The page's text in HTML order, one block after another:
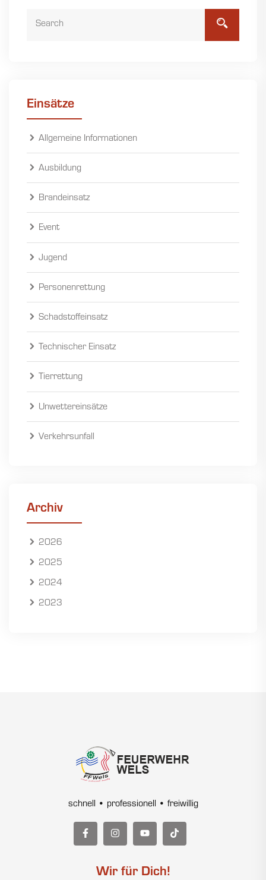
Einsätze
Allgemeine Informationen
Ausbildung
Brandeinsatz
Event
Jugend
Personenrettung
Schadstoffeinsatz
Technischer Einsatz
Tierrettung
Unwettereinsätze
Verkehrsunfall
Archiv
2026
2025
2024
2023
schnell • professionell • freiwillig
Wir für Dich!